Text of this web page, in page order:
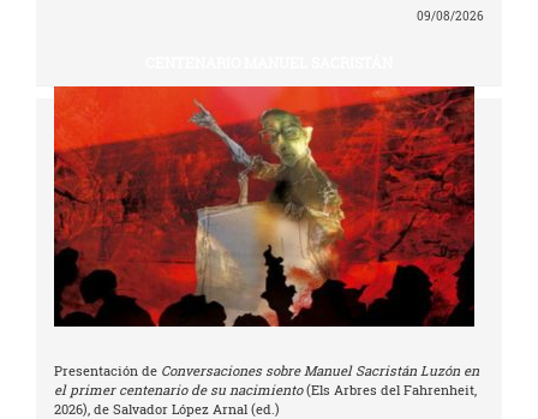
09/08/2026
Presentación de Conversaciones sobre Manuel Sacristán Luzón en
el primer centenario de su nacimiento(Els Arbres del Fahrenheit,
2026), de Salvador López Arnal (ed.)